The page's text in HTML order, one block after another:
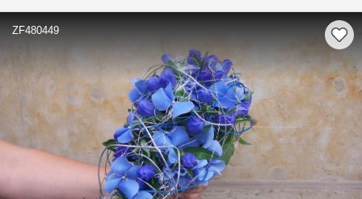
ZF480449